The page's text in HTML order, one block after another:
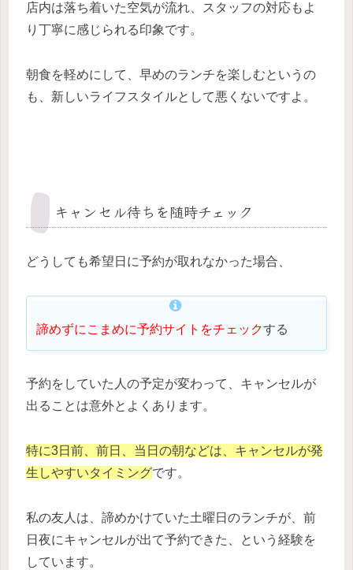
店内は落ち着いた空気が流れ、スタッフの対応もよ
り丁寧に感じられる印象です。
朝食を軽めにして、早めのランチを楽しむというの
も、新しいライフスタイルとして悪くないですよ。
キャンセル待ちを随時チェック
どうしても希望日に予約が取れなかった場合、
諦めずにこまめに予約サイトをチェックする
予約をしていた人の予定が変わって、キャンセルが
出ることは意外とよくあります。
特に3日前、前日、当日の朝などは、キャンセルが発
生しやすいタイミングです。
私の友人は、諦めかけていた土曜日のランチが、前
日夜にキャンセルが出て予約できた、という経験を
しています。